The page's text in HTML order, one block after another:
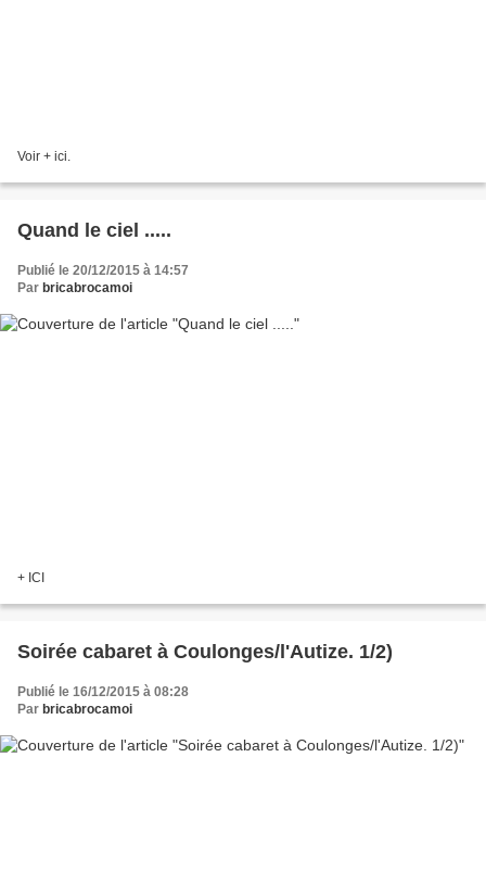
Voir + ici.
Quand le ciel .....
Publié le 20/12/2015 à 14:57
Par bricabrocamoi
+ ICI
Soirée cabaret à Coulonges/l'Autize. 1/2)
Publié le 16/12/2015 à 08:28
Par bricabrocamoi